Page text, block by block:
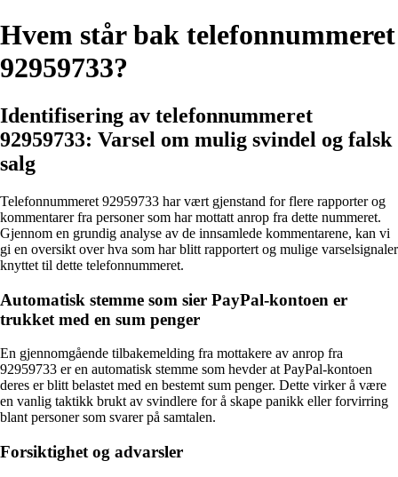
Hvem står bak telefonnummeret
92959733?
Identifisering av telefonnummeret
92959733: Varsel om mulig svindel og falsk
salg
Telefonnummeret 92959733 har vært gjenstand for flere rapporter og
kommentarer fra personer som har mottatt anrop fra dette nummeret.
Gjennom en grundig analyse av de innsamlede kommentarene, kan vi
gi en oversikt over hva som har blitt rapportert og mulige varselsignaler
knyttet til dette telefonnummeret.
Automatisk stemme som sier PayPal-kontoen er
trukket med en sum penger
En gjennomgående tilbakemelding fra mottakere av anrop fra
92959733 er en automatisk stemme som hevder at PayPal-kontoen
deres er blitt belastet med en bestemt sum penger. Dette virker å være
en vanlig taktikk brukt av svindlere for å skape panikk eller forvirring
blant personer som svarer på samtalen.
Forsiktighet og advarsler